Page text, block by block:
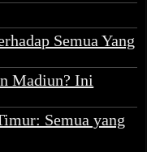
Semua Yang
Madiun? Ini
Semua yang